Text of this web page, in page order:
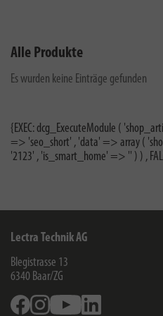
Alle Produkte
Es wurden keine Einträge gefunden
{EXEC: dcg_ExecuteModule (
=> 'seo_short' , 'data' => array (
'2123' , 'is_smart_home' => '' ) ) ,
Lectra Technik AG
Blegistrasse 13
6340 Baar/ZG
FacebookInstagramYoutube